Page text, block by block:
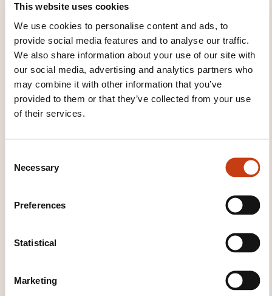
This website uses cookies
We use cookies to personalise content and ads, to
provide social media features and to analyse our traffic.
We also share information about your use of our site with
our social media, advertising and analytics partners who
may combine it with other information that you’ve
provided to them or that they’ve collected from your use
of their services.
Necessary
Preferences
Statistical
Marketing
Learn more about the training
provider: LC ACADEMIE
DE